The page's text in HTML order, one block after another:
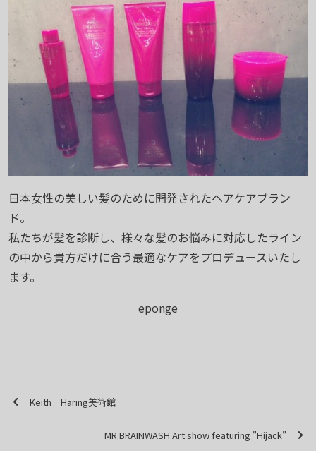
日本女性の美しい髪のために開発されたヘアケアブラン
ド。
私たちが髪を診断し、様々な髪のお悩みに対応したライン
の中から貴方だけに合う最適なケアをプロデュースいたし
ます。
eponge
Keith Haring美術館
MR.BRAINWASH Art show featuring "Hijack"